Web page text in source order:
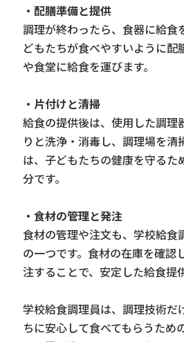
・配膳準備と提供
調理が終わったら、食器に給食
どもたちが食べやすいように配
や食堂に給食を運びます。
・片付けと清掃
給食の提供後は、使用した調理
りと洗浄・消毒し、調理場を清
は、子どもたちの健康を守るた
分です。
・食材の管理と発注
食材の管理や注文も、学校給食
の一つです。食材の在庫を確認
注することで、安定した給食提
学校給食調理員は、調理技術だ
ちに安心して食べてもらうため